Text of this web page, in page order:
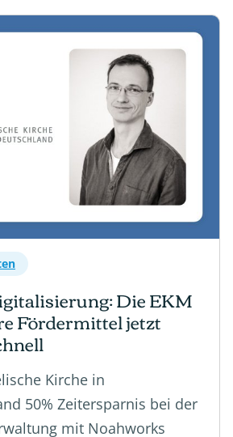
Die EKM
Fördermittel jetzt
Kirche in
50% Zeitersparnis bei der
mit Noahworks